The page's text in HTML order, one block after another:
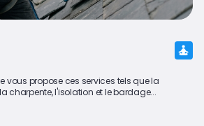
vous propose ces services tels que la
charpente, l'isolation et le bardage...